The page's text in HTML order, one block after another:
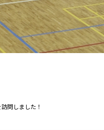
問しました！